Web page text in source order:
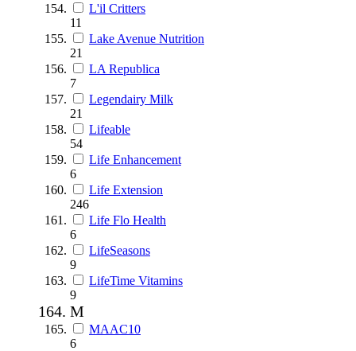
L'il Critters
11
Lake Avenue Nutrition
21
LA Republica
7
Legendairy Milk
21
Lifeable
54
Life Enhancement
6
Life Extension
246
Life Flo Health
6
LifeSeasons
9
LifeTime Vitamins
9
M
MAAC10
6